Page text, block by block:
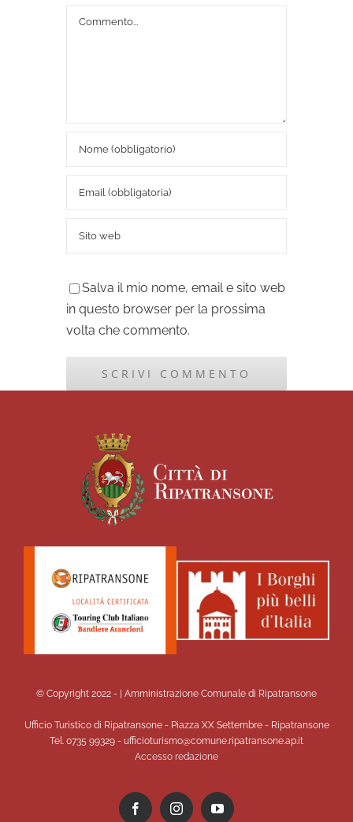
Commento
Salva il mio nome, email e sito web
in questo browser per la prossima
volta che commento.
© Copyright 2022 - | Amministrazione Comunale di Ripatransone
Ufficio Turistico di Ripatransone - Piazza XX Settembre - Ripatransone
Tel. 0735 99329 - ufficioturismo@comune.ripatransone.ap.it
Accesso redazione
FacebookInstagramYouTube